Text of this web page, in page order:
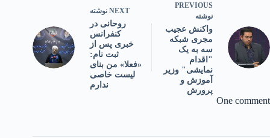
PREVIOUS
نوشته
واکنش عجیب
مجری شبکه
سه به یک
"اقدام
نمایشی" وزیر
آموزش‌ و
پرورش
NEXT نوشته
روحانی در
کنفرانس
خبری پس از
ثبت نام:
«فعلا» من بنای
لیست خاصی
ندارم
One comment